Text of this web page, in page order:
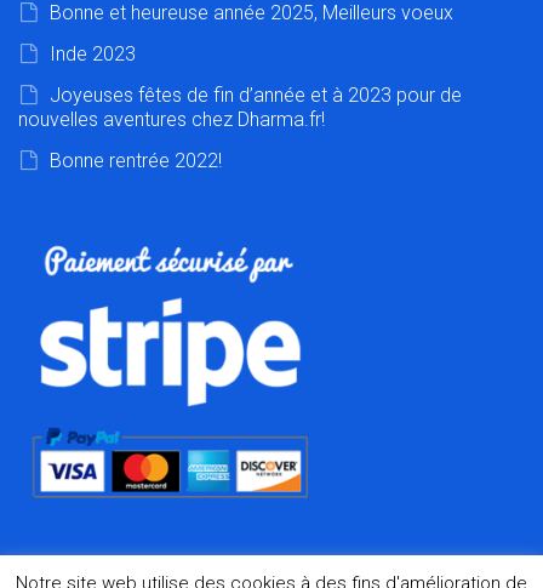
Bonne et heureuse année 2025, Meilleurs voeux
Inde 2023
Joyeuses fêtes de fin d’année et à 2023 pour de
nouvelles aventures chez Dharma.fr!
Bonne rentrée 2022!
Notre site web utilise des cookies à des fins d'amélioration de